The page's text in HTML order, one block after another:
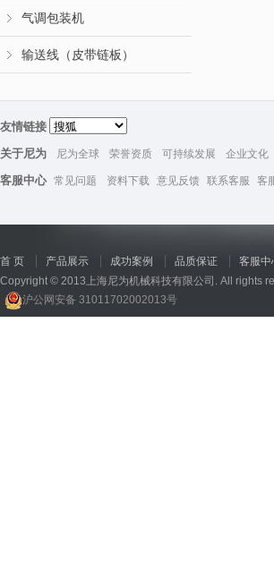
气调包装机
输送线（皮带链板）
友情链接
关于尼为
尼为全球 荣誉资质 可持续发展 企业文化
客服中心 常见问题 资料下载 意见反馈 联系客服 客
首 页 产品展示 成功案例 品质保证 客服中
Copyright © 2013上海尼为机械科技有限公司. All rights
沪公网安备 31011702002013号